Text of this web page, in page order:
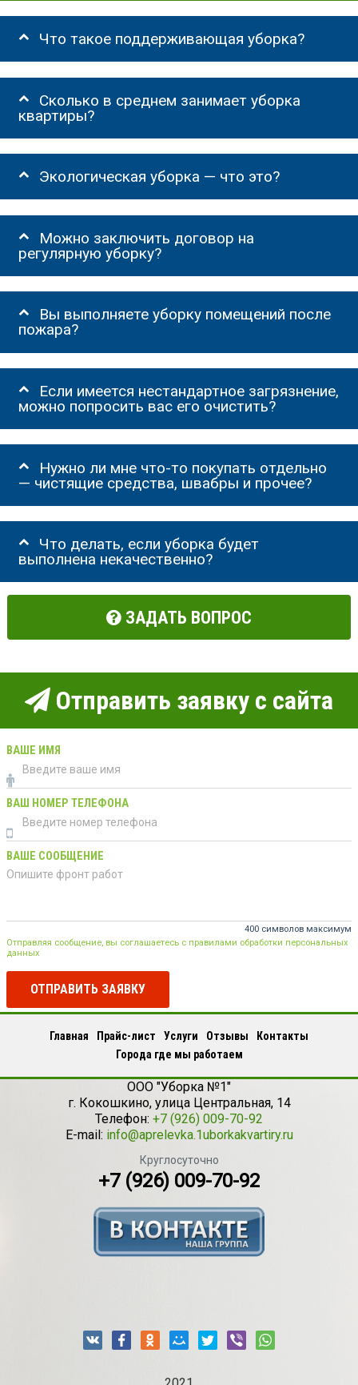
Что такое поддерживающая уборка?
Сколько в среднем занимает уборка
квартиры?
Экологическая уборка — что это?
Можно заключить договор на
регулярную уборку?
Вы выполняете уборку помещений после
пожара?
Если имеется нестандартное загрязнение,
можно попросить вас его очистить?
Нужно ли мне что-то покупать отдельно
— чистящие средства, швабры и прочее?
Что делать, если уборка будет
выполнена некачественно?
ЗАДАТЬ ВОПРОС
Отправить заявку с сайта
ВАШЕ ИМЯ
ВАШ НОМЕР ТЕЛЕФОНА
ВАШЕ СООБЩЕНИЕ
400 символов максимум
Отправляя сообщение, вы соглашаетесь с правилами обработки персональных
данных
ОТПРАВИТЬ ЗАЯВКУ
Главная Прайс-лист Услуги Отзывы
Контакты
Города где мы работаем
ООО "Уборка №1"
г. Кокошкино, улица Центральная, 14
Телефон: +7 (926) 009-70-92
E-mail: info@aprelevka.1uborkakvartiry.ru
Круглосуточно
+7 (926) 009-70-92